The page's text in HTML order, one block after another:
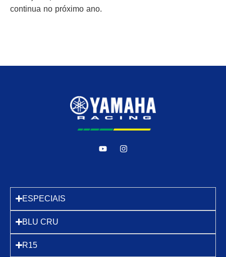
continua no próximo ano.
ESPECIAIS
BLU CRU
R15